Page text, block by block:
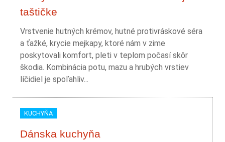
taštičke
Vrstvenie hutných krémov, hutné protivráskové séra
a ťažké, krycie mejkapy, ktoré nám v zime
poskytovali komfort, pleti v teplom počasí skôr
škodia. Kombinácia potu, mazu a hrubých vrstiev
líčidiel je spoľahliv...
KUCHYŇA
Dánska kuchyňa